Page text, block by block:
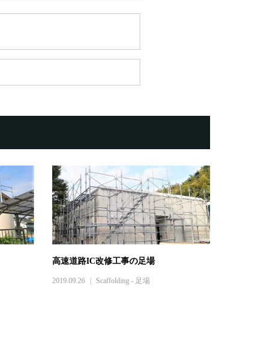
高速道路IC改修工事の足場
2019.09.26 Scaffolding - 足場